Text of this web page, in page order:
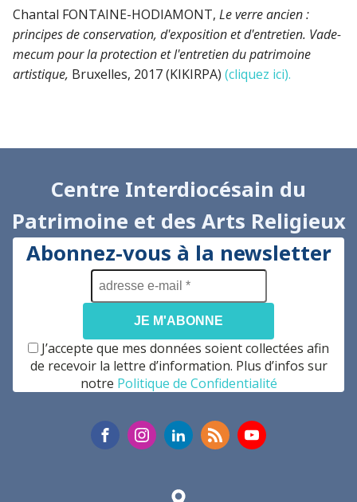
Chantal FONTAINE-HODIAMONT, Le verre ancien :
principes de conservation, d'exposition et d'entretien. Vade-
mecum pour la protection et l'entretien du patrimoine
artistique, Bruxelles, 2017 (KIKIRPA) (cliquez ici).
Centre Interdiocésain du
Patrimoine et des Arts Religieux
Abonnez-vous à la newsletter
adresse
e-
mail
*
J’accepte que mes données soient collectées afin
de recevoir la lettre d’information. Plus d’infos sur
notre Politique de Confidentialité